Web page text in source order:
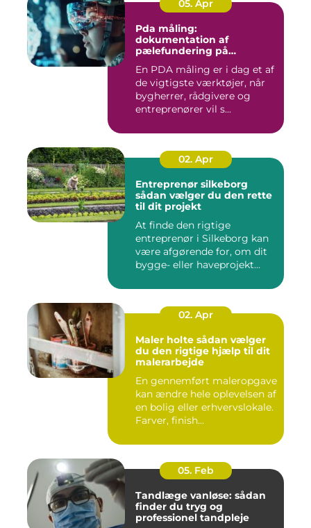
05. Apr
Pda måling:
dokumentation af
pælefundering på
En PDA måling er i dag et af
de vigtigste værktøjer, når
bygherrer, rådgivere og
entreprenører vil s...
02. Apr
Entreprenør silkeborg
sådan vælger du den rette
til dit projekt
At finde den rigtige
entreprenør i Silkeborg kan
være afgørende for, om dit
bygge- eller haveprojekt...
02. Apr
Maler holte sådan vælger
du den rigtige hjælp til dit
malerarbejde
En gennemført maleropgave
kan ændre hele oplevelsen af
en bolig eller erhvervslokale.
Farver, finish...
05. Feb
Tandlæge vanløse: sådan
finder du tryg og
professionel tandpleje